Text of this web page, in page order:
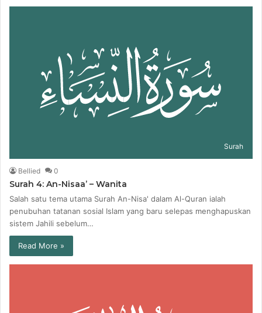
Surah
Bellied 0
Surah 4: An-Nisaa’ – Wanita
Salah satu tema utama Surah An-Nisa' dalam Al-Quran ialah
penubuhan tatanan sosial Islam yang baru selepas menghapuskan
sistem Jahili sebelum…
Read More »